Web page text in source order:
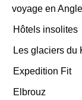
voyage en
Hôtels insolites
Les glaciers du
Expedition Fit
Elbrouz